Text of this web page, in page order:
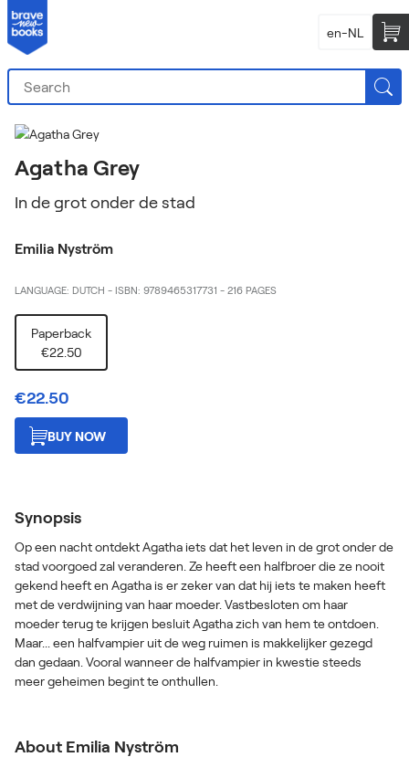
en-NL
Agatha Grey
In de grot onder de stad
Emilia Nyström
LANGUAGE: DUTCH - ISBN: 9789465317731 - 216 PAGES
Paperback
€22.50
€22.50
BUY NOW
Synopsis
Op een nacht ontdekt Agatha iets dat het leven in de grot onder de
stad voorgoed zal veranderen. Ze heeft een halfbroer die ze nooit
gekend heeft en Agatha is er zeker van dat hij iets te maken heeft
met de verdwijning van haar moeder. Vastbesloten om haar
moeder terug te krijgen besluit Agatha zich van hem te ontdoen.
Maar... een halfvampier uit de weg ruimen is makkelijker gezegd
dan gedaan. Vooral wanneer de halfvampier in kwestie steeds
meer geheimen begint te onthullen.
About Emilia Nyström